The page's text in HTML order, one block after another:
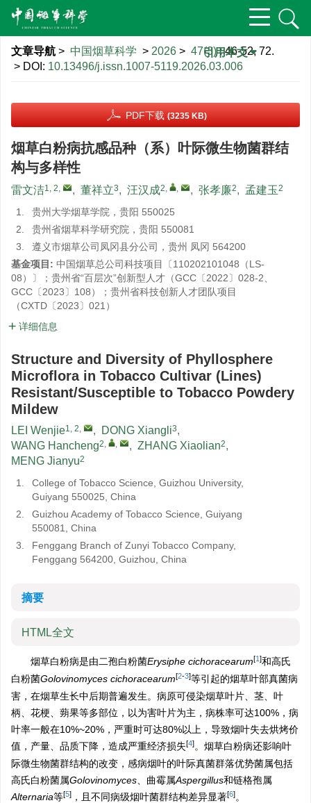
文章导航 > 中国烟草科学 > 2026 > 47(3): 46-52, 72.
> DOI: 10.13496/j.issn.1007-5119.2026.03.006
引用本文
PDF下载 (3235 KB)
烟草白粉病抗感品种（系）叶际微生物菌群结
构与多样性
雷文洁1, 2, , 董祥立3, 汪汉成2, , , 张孝廉2, 孟建玉2
1.
贵州大学烟草学院，贵阳 550025
2.
贵州省烟草科学研究院，贵阳 550081
3.
遵义市烟草公司凤冈县分公司，贵州 凤冈 564200
基金项目: 中国烟草总公司科技项目〔110202101048（LS-
08）〕；贵州省“百层次”创新型人才（GCC〔2022〕028-2、
GCC〔2023〕108）；贵州省科技创新人才团队项目
（CXTD〔2023〕021）
详细信息
Structure and Diversity of Phyllosphere
Microflora in Tobacco Cultivar (Lines)
Resistant/Susceptible to Tobacco Powdery
Mildew
LEI Wenjie1, 2, , DONG Xiangli3,
WANG Hancheng2, , , ZHANG Xiaolian2,
MENG Jianyu2
1.
College of Tobacco Science, Guizhou University,
Guiyang 550025, China
2.
Guizhou Academy of Tobacco Science, Guiyang
550081, China
3.
Fenggang Branch of Zunyi Tobacco Company,
Fenggang 564200, Guizhou, China
摘要
HTML全文
烟草白粉病是由二孢白粉菌Erysiphe cichoracearum[1]和高氏
白粉菌Golovinomyces cichoracearum[2-3]等引起的烟草叶部真菌病
害，在烟草生长中后期普遍发生。病原可侵染烟草叶片、茎、叶
柄、花梗、蒴果等多部位，以为害叶片为主，病株率可达100%，病
叶率一般在10%~20%，严重时可达80%以上，导致烟叶失去烘烤价
值，产量、品质下降，造成严重经济损失[4]。烟草白粉病还影响叶
际微生物菌群结构的改变，感病烟叶的叶际真菌群落优势菌属包括
高氏白粉菌属Golovinomyces 、曲霉属Aspergillus和链格孢属
Alternaria等[5] ，且不同病级烟叶菌群结构差异显著[6]。